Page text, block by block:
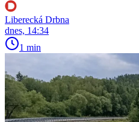
Liberecká Drbna
dnes, 14:34
1 min